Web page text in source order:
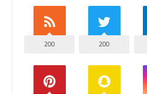
200
200